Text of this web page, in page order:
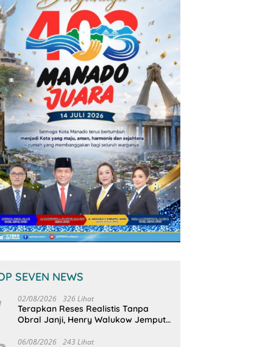
SEVEN NEWS
02/08/2026 326 Lihat
Terapkan Reses Realistis Tanpa
Obral Janji, Henry Walukow Jemput
Desa
06/08/2026 243 Lihat